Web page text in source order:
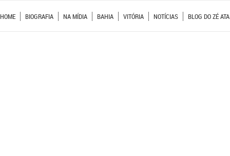
HOME BIOGRAFIA NA MÍDIA BAHIA VITÓRIA NOTÍCIAS BLOG DO ZÉ